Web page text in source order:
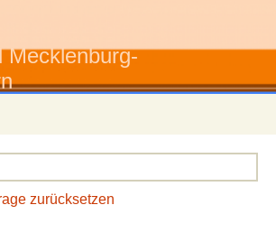
Mecklenburg-
zurücksetzen